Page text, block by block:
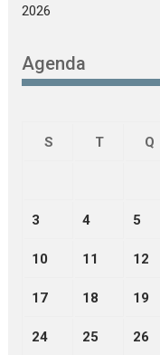
2026
Agenda
S
T Q
3 4 5
10 11 12
17 18 19
24 25 26